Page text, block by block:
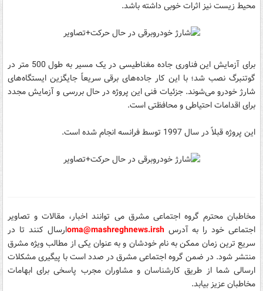
محیط زیست نیز اثرات خوبی داشته باشد.
برای آزمایش این فناوری جاده مغناطیسی در یک مسیر به طول 500 متر در
گوتنبرگ نصب شد؛ با این کار جاده‌های برقی سریعاً جایگزین ایستگاه‌های
شارژ خودرو می‌شوند. جزئیات فنی این پروژه در حال بررسی و آزمایش مجدد
برای اقدامات احتیاطی و محافظتی است.
این پروژه قبلاً در سال 1997 توسط فرانسه انجام شده است.
مخاطبان محترم گروه اجتماعی مشرق می توانند اخبار، مقالات و تصاویر
اجتماعی خود را به آدرسsh
oma@mashreghnews.irارسال کنند تا در
سریع ترین زمان ممکن به نام خودشان و به عنوان یکی از مطالب ویژه مشرق
منتشر شود. در ضمن گروه اجتماعی مشرق در صدد است با پیگیری مشکلات
ارسالی شما از طریق کارشناسان و مشاوران مجرب پاسخی برای ابهامات
مخاطبان عزیز بیابد.